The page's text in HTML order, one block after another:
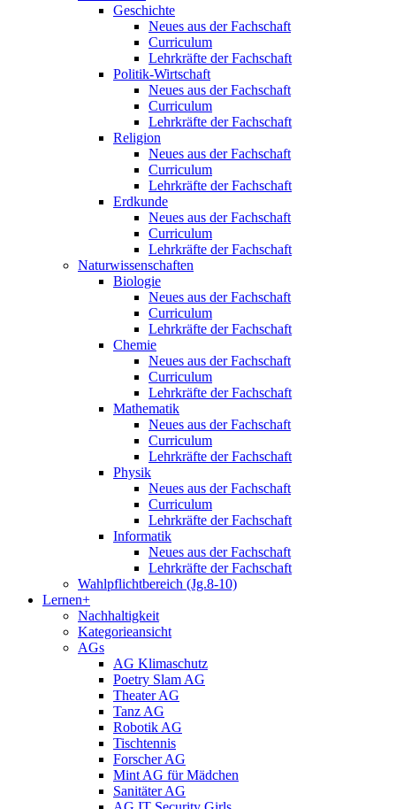
Geschichte
Neues aus der Fachschaft
Curriculum
Lehrkräfte der Fachschaft
Politik-Wirtschaft
Neues aus der Fachschaft
Curriculum
Lehrkräfte der Fachschaft
Religion
Neues aus der Fachschaft
Curriculum
Lehrkräfte der Fachschaft
Erdkunde
Neues aus der Fachschaft
Curriculum
Lehrkräfte der Fachschaft
Naturwissenschaften
Biologie
Neues aus der Fachschaft
Curriculum
Lehrkräfte der Fachschaft
Chemie
Neues aus der Fachschaft
Curriculum
Lehrkräfte der Fachschaft
Mathematik
Neues aus der Fachschaft
Curriculum
Lehrkräfte der Fachschaft
Physik
Neues aus der Fachschaft
Curriculum
Lehrkräfte der Fachschaft
Informatik
Neues aus der Fachschaft
Lehrkräfte der Fachschaft
Wahlpflichtbereich (Jg.8-10)
Lernen+
Nachhaltigkeit
Kategorieansicht
AGs
AG Klimaschutz
Poetry Slam AG
Theater AG
Tanz AG
Robotik AG
Tischtennis
Forscher AG
Mint AG für Mädchen
Sanitäter AG